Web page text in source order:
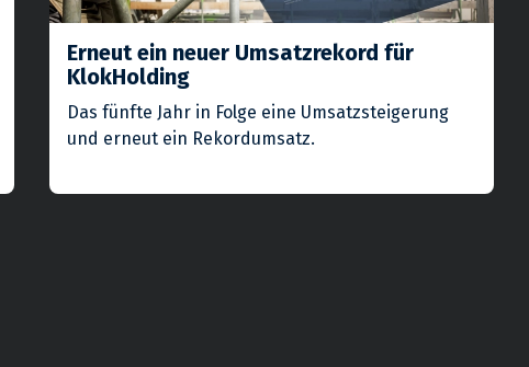
Erneut ein neuer Umsatzrekord für
KlokHolding
Das fünfte Jahr in Folge eine Umsatzsteigerung
und erneut ein Rekordumsatz.